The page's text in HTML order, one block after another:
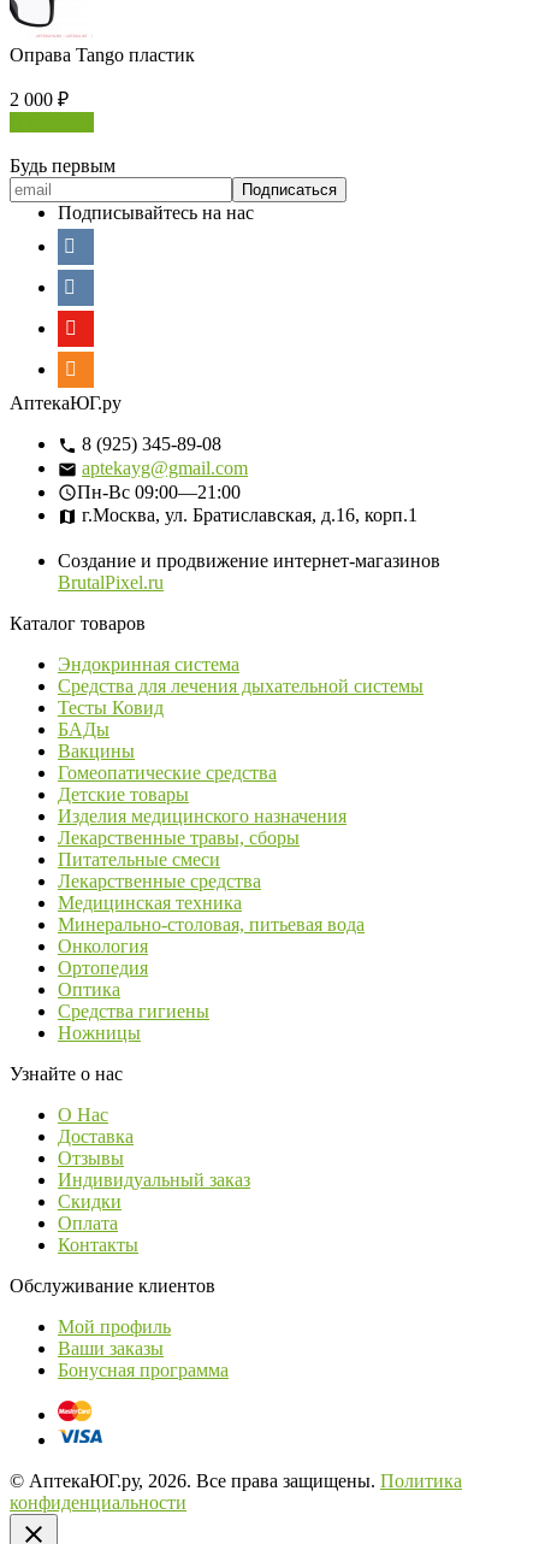
Оправа Tango пластик
2 000 ₽
Будь первым
Подписывайтесь на нас
АптекаЮГ.ру
8 (925) 345-89-08
aptekayg@gmail.com
Пн-Вс 09:00—21:00
г.Москва, ул. Братиславская, д.16, корп.1
Создание и продвижение интернет-магазинов
BrutalPixel.ru
Каталог товаров
Эндокринная система
Средства для лечения дыхательной системы
Тесты Ковид
БАДы
Вакцины
Гомеопатические средства
Детские товары
Изделия медицинского назначения
Лекарственные травы, сборы
Питательные смеси
Лекарственные средства
Медицинская техника
Минерально-столовая, питьевая вода
Онкология
Ортопедия
Оптика
Средства гигиены
Ножницы
Узнайте о нас
О Нас
Доставка
Отзывы
Индивидуальный заказ
Скидки
Оплата
Контакты
Обслуживание клиентов
Мой профиль
Ваши заказы
Бонусная программа
© АптекаЮГ.ру, 2026. Все права защищены. Политика
конфиденциальности